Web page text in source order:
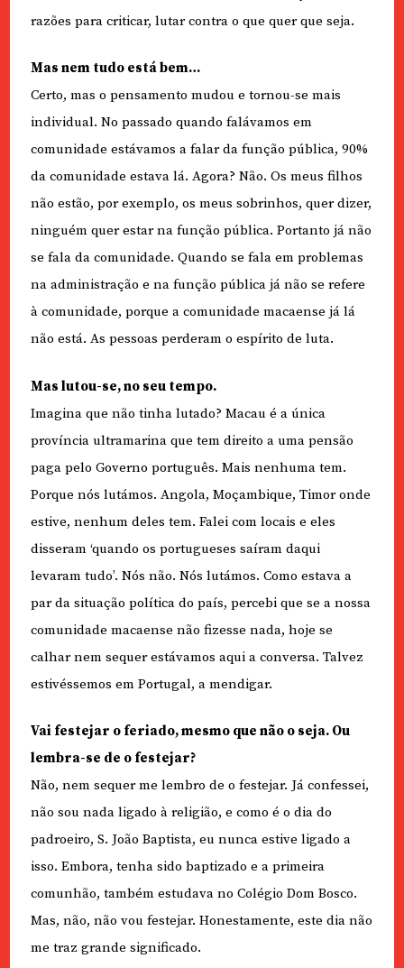
razões para criticar, lutar contra o que quer que seja.
Mas nem tudo está bem…
Certo, mas o pensamento mudou e tornou-se mais
individual. No passado quando falávamos em
comunidade estávamos a falar da função pública, 90%
da comunidade estava lá. Agora? Não. Os meus filhos
não estão, por exemplo, os meus sobrinhos, quer dizer,
ninguém quer estar na função pública. Portanto já não
se fala da comunidade. Quando se fala em problemas
na administração e na função pública já não se refere
à comunidade, porque a comunidade macaense já lá
não está. As pessoas perderam o espírito de luta.
Mas lutou-se, no seu tempo.
Imagina que não tinha lutado? Macau é a única
província ultramarina que tem direito a uma pensão
paga pelo Governo português. Mais nenhuma tem.
Porque nós lutámos. Angola, Moçambique, Timor onde
estive, nenhum deles tem. Falei com locais e eles
disseram ‘quando os portugueses saíram daqui
levaram tudo’. Nós não. Nós lutámos. Como estava a
par da situação política do país, percebi que se a nossa
comunidade macaense não fizesse nada, hoje se
calhar nem sequer estávamos aqui a conversa. Talvez
estivéssemos em Portugal, a mendigar.
Vai festejar o feriado, mesmo que não o seja. Ou
lembra-se de o festejar?
Não, nem sequer me lembro de o festejar. Já confessei,
não sou nada ligado à religião, e como é o dia do
padroeiro, S. João Baptista, eu nunca estive ligado a
isso. Embora, tenha sido baptizado e a primeira
comunhão, também estudava no Colégio Dom Bosco.
Mas, não, não vou festejar. Honestamente, este dia não
me traz grande significado.